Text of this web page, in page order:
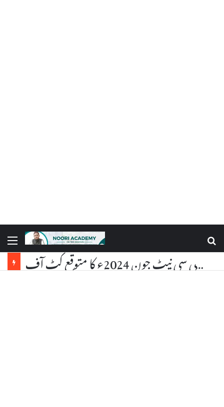
Order ATAAY-E-URDU Book by Dr. Ataurrahman Noori